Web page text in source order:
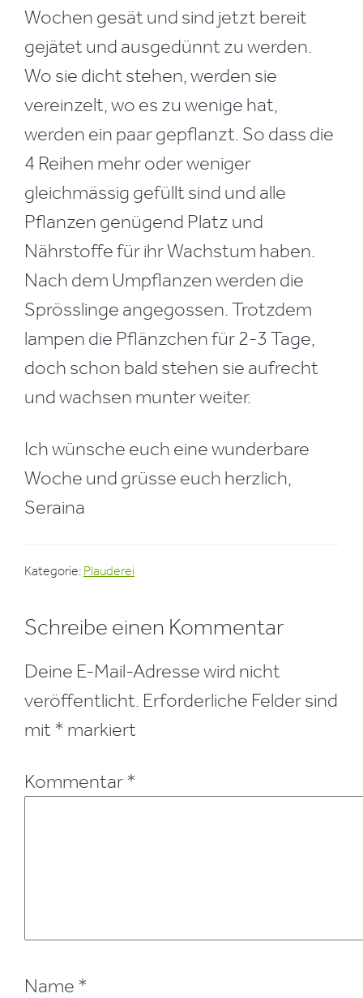
Wochen gesät und sind jetzt bereit
gejätet und ausgedünnt zu werden.
Wo sie dicht stehen, werden sie
vereinzelt, wo es zu wenige hat,
werden ein paar gepflanzt. So dass die
4 Reihen mehr oder weniger
gleichmässig gefüllt sind und alle
Pflanzen genügend Platz und
Nährstoffe für ihr Wachstum haben.
Nach dem Umpflanzen werden die
Sprösslinge angegossen. Trotzdem
lampen die Pflänzchen für 2-3 Tage,
doch schon bald stehen sie aufrecht
und wachsen munter weiter.
Ich wünsche euch eine wunderbare
Woche und grüsse euch herzlich,
Seraina
Kategorie: Plauderei
Leser-
Schreibe einen Kommentar
Deine E-Mail-Adresse wird nicht
veröffentlicht. Erforderliche Felder sind
mit * markiert
Kommentar *
Name *